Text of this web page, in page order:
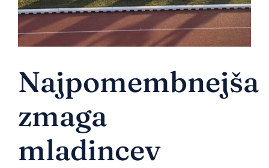
Najpomembnejša
zmaga
mladincev